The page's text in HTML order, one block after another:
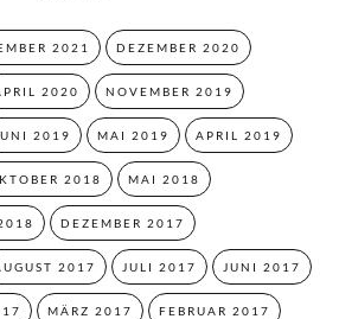
2021 DEZEMBER 2020
2020 NOVEMBER 2019
2019 MAI 2019 APRIL 2019
2018 MAI 2018
DEZEMBER 2017
2017 JULI 2017 JUNI 2017
MÄRZ 2017 FEBRUAR 2017